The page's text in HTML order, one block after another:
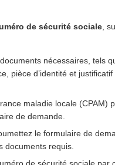
de sécurité sociale,
nécessaires, tels
pièce d’identité et justificatif
maladie locale (CPAM)
de demande.
le formulaire de
documents requis.